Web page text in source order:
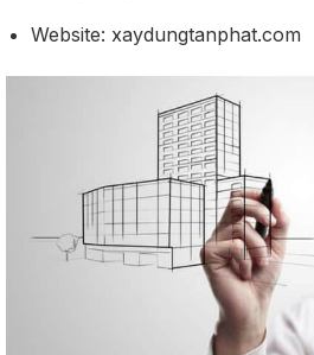
Website: xaydungtanphat.com